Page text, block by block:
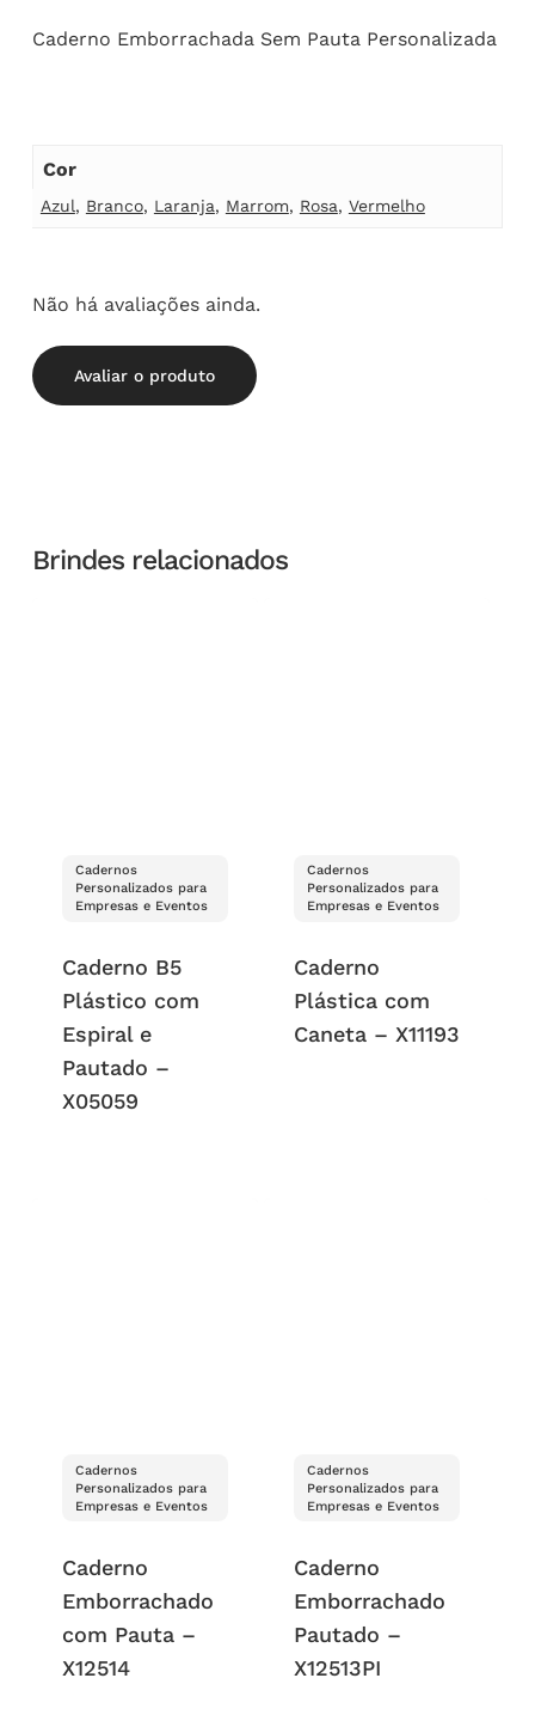
Caderno Emborrachada Sem Pauta Personalizada
Cor
Azul, Branco, Laranja, Marrom, Rosa, Vermelho
Não há avaliações ainda.
Avaliar o produto
Brindes relacionados
Cadernos
Personalizados para
Empresas e Eventos
Caderno B5
Plástico com
Espiral e
Pautado –
X05059
Cadernos
Personalizados para
Empresas e Eventos
Caderno
Plástica com
Caneta – X11193
Cadernos
Personalizados para
Empresas e Eventos
Caderno
Emborrachado
com Pauta –
X12514
Cadernos
Personalizados para
Empresas e Eventos
Caderno
Emborrachado
Pautado –
X12513PI